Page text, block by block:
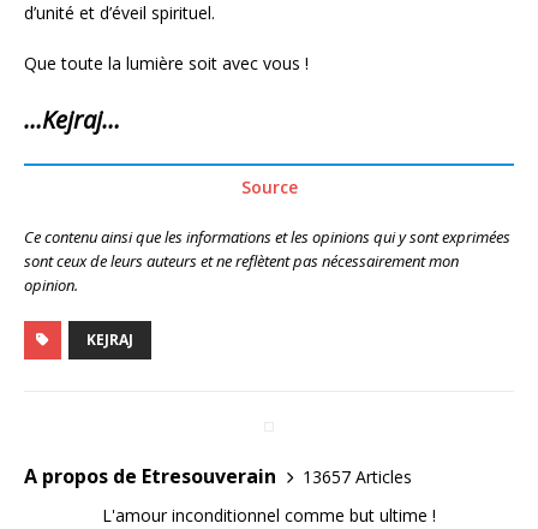
d’unité et d’éveil spirituel.
Que toute la lumière soit avec vous !
…Kejraj…
Source
Ce contenu ainsi que les informations et les opinions qui y sont exprimées
sont ceux de leurs auteurs et ne reflètent pas nécessairement mon
opinion.
KEJRAJ
A propos de Etresouverain
13657 Articles
L'amour inconditionnel comme but ultime !